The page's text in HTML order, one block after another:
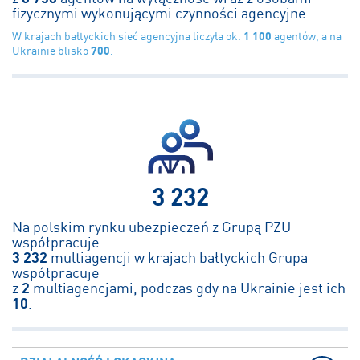
fizycznymi wykonującymi czynności agencyjne.
W krajach bałtyckich sieć agencyjna liczyła ok. 1 100 agentów, a na
Ukrainie blisko700
3 232
Na polskim rynku ubezpieczeń z Grupą PZU
współpracuje
3 232 multiagencji w krajach bałtyckich Grupa
współpracuje
z 2 multiagencjami, podczas gdy na Ukrainie jest ich
10